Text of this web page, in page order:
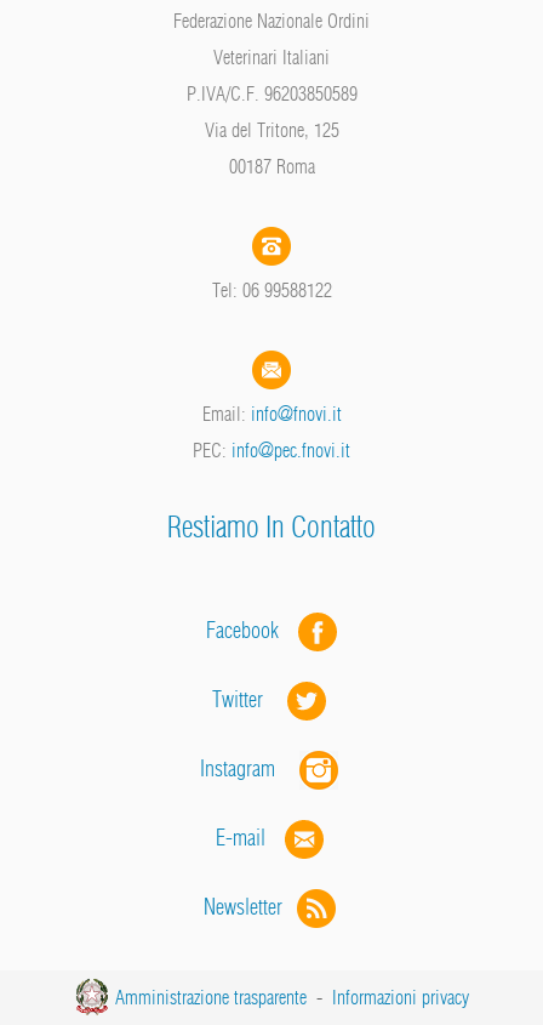
Federazione Nazionale Ordini
Veterinari Italiani
P.IVA/C.F. 96203850589
Via del Tritone, 125
00187 Roma
Tel: 06 99588122
Email: info@fnovi.it
PEC: info@pec.fnovi.it
Restiamo In Contatto
Facebook
Twitter
Instagram
E-mail
Newsletter
Amministrazione trasparente - Informazioni privacy